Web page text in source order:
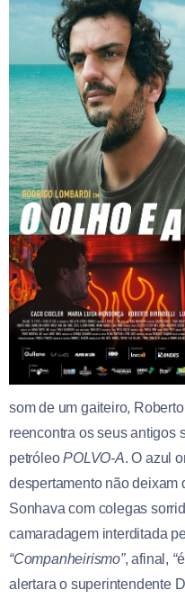
som de um gaiteiro,
reencontra os seus antigos
petróleoPOLVO-A. O azul
despertamento não deixam
Sonhava com colegas
camaradagem interditada
“Companheirismo”, afinal, “é
alertara o superintendente